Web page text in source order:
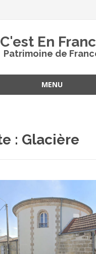
C'est En
Patrimoine de
MENU
: Glacière